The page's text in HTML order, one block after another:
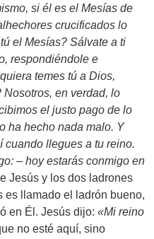
si él es el Mesías de
crucificados lo
el Mesías? Sálvate a ti
respondiéndole e
temes tú a Dios,
en verdad, lo
el justo pago de lo
ha hecho nada malo. Y
cuando llegues a tu reino.
– hoy estarás conmigo en
Jesús y los dos ladrones
es llamado el ladrón bueno,
en Él. Jesús dijo: «Mi reino
no esté aquí, sino